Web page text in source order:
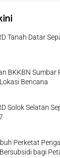
Tanah Datar
BKKBN Sumbar
Bencana
Solok Selatan
Perketat
bagi